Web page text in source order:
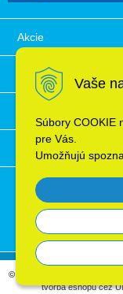
Vaše
Súbory COOKIE
pre Vás.
Umožňujú
Akcie
Obchodné podmienky
Ochrana osobných
© 2026 Elektroinštalačný
tvorba eshopu cez